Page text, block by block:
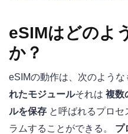
eSIMはどのよ
か？
eSIMの動作は、次のような
れたモジュールそれは 複数
ルを保存 と呼ばれるプロ
ラムすることができる。 プ